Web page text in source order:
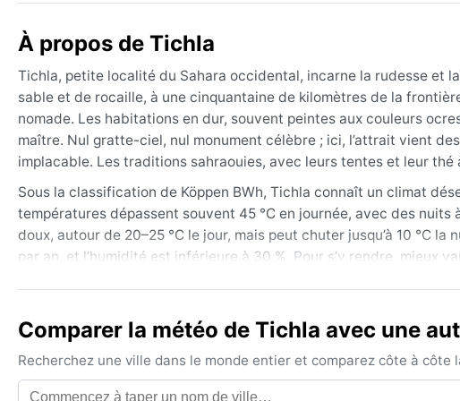
À propos de Tichla
Tichla, petite localité du Sahara occidental, incarne la rudesse et
sable et de rocaille, à une cinquantaine de kilomètres de la
nomade. Les habitations en dur, souvent peintes aux couleurs
maître. Nul gratte-ciel, nul monument célèbre ; ici, l’attrait vient
implacable. Les traditions sahraouies, avec leurs tentes et leur
Sous la classification de Köppen BWh, Tichla connaît un climat
températures dépassent souvent 45 °C en journée, avec des
doux, autour de 20–25 °C le jour, mais peut chuter jusqu’à 10 °C
par an, et l’humidité est inférieure à 30 %. Pour s’y rendre, mieux
sont supportables pour explorer les environs. En été, la chaleur
phénomène notable : les vents de sable, ou sirocco, balaient la
quelques mètres. Aucun cyclone ni mousson, mais un ciel dégagé
saisissante.
Comparer la météo de Tichla avec une
Recherchez une ville dans le monde entier et comparez côte à